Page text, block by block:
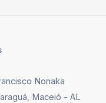
Nonaka
Maceió - AL